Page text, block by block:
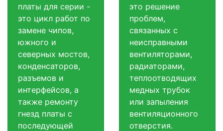
платы для серии -
это цикл работ по
замене чипов,
южного и
северных мостов,
конденсаторов,
разъемов и
интерфейсов, а
также ремонту
гнезд платы с
последующей
это решение
проблем,
связанных с
неисправными
вентиляторами,
радиаторами,
теплоотводящих
медных трубок
или запыления
вентиляционного
отверстия.